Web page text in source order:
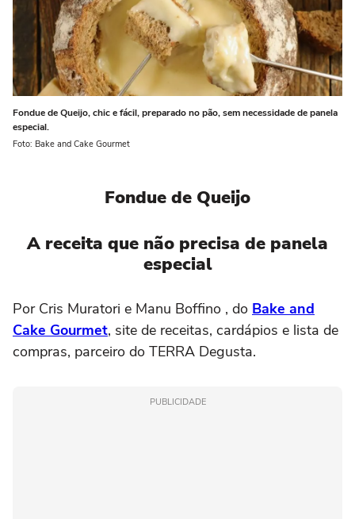
Fondue de Queijo, chic e fácil, preparado no pão, sem necessidade de panela
especial.
Foto: Bake and Cake Gourmet
Fondue de Queijo
A receita que não precisa de panela
especial
Por Cris Muratori e Manu Boffino , do Bake and
Cake Gourmet, site de receitas, cardápios e lista de
compras, parceiro do TERRA Degusta.
PUBLICIDADE